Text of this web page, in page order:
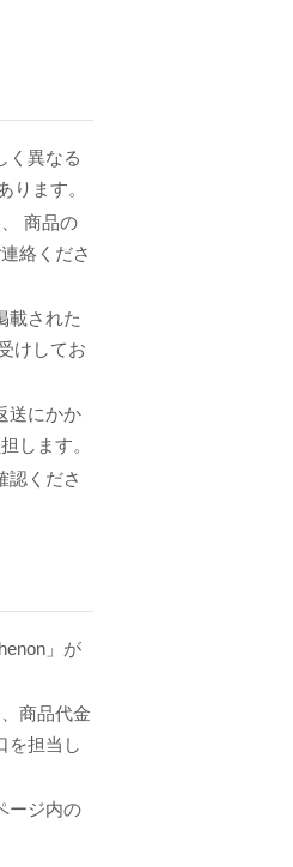
く異なる
ります。
商品の
絡くださ
載された
けしてお
送にかか
します。
認くださ
」が
商品代金
を担当し
ージ内の